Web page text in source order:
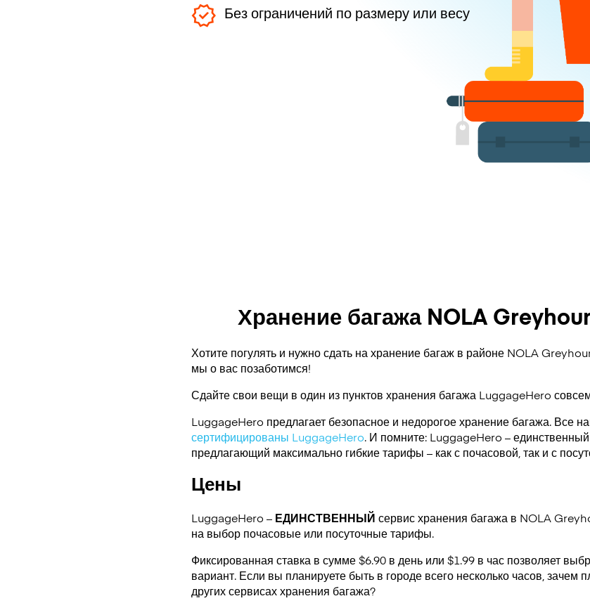
Без ограничений по размеру или весу
Хранение багажа NOLA
Хотите погулять и нужно сдать на хранение багаж в районе NOLA
мы о вас позаботимся!
Сдайте свои вещи в один из пунктов хранения багажа LuggageHero
LuggageHero предлагает безопасное и недорогое хранение багажа. Все
сертифицированы LuggageHero. И помните: LuggageHero –
предлагающий максимально гибкие тарифы – как с почасовой, так и с
Цены
LuggageHero – ЕДИНСТВЕННЫЙ сервис хранения багажа в NOLA
на выбор почасовые или посуточные тарифы.
Фиксированная ставка в сумме $6.90 в день или $1.99 в час позволяет
вариант. Если вы планируете быть в городе всего несколько часов, зачем
других сервисах хранения багажа?